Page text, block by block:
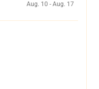
Aug. 10 - Aug. 17